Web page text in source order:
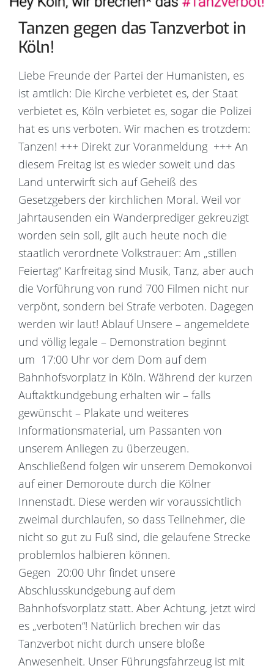
Tanzen gegen das Tanzverbot in
Köln!
Liebe Freunde der Partei der Humanisten, es
ist amtlich: Die Kirche verbietet es, der Staat
verbietet es, Köln verbietet es, sogar die Polizei
hat es uns verboten. Wir machen es trotzdem:
Tanzen! +++ Direkt zur Voranmeldung +++ An
diesem Freitag ist es wieder soweit und das
Land unterwirft sich auf Geheiß des
Gesetzgebers der kirchlichen Moral. Weil vor
Jahrtausenden ein Wanderprediger gekreuzigt
worden sein soll, gilt auch heute noch die
staatlich verordnete Volkstrauer: Am „stillen
Feiertag“ Karfreitag sind Musik, Tanz, aber auch
die Vorführung von rund 700 Filmen nicht nur
verpönt, sondern bei Strafe verboten. Dagegen
werden wir laut! Ablauf Unsere – angemeldete
und völlig legale – Demonstration beginnt
um 17:00 Uhr vor dem Dom auf dem
Bahnhofsvorplatz in Köln. Während der kurzen
Auftaktkundgebung erhalten wir – falls
gewünscht – Plakate und weiteres
Informationsmaterial, um Passanten von
unserem Anliegen zu überzeugen.
Anschließend folgen wir unserem Demokonvoi
auf einer Demoroute durch die Kölner
Innenstadt. Diese werden wir voraussichtlich
zweimal durchlaufen, so dass Teilnehmer, die
nicht so gut zu Fuß sind, die gelaufene Strecke
problemlos halbieren können.
Gegen 20:00 Uhr findet unsere
Abschlusskundgebung auf dem
Bahnhofsvorplatz statt. Aber Achtung, jetzt wird
es „verboten“! Natürlich brechen wir das
Tanzverbot nicht durch unsere bloße
Anwesenheit. Unser Führungsfahrzeug ist mit